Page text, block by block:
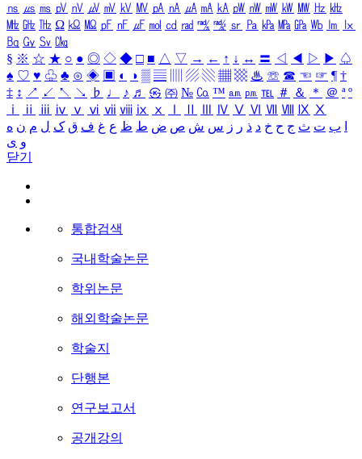
㎱ ㎲ ㎳ ㎴ ㎵ ㎶ ㎷ ㎸ ㎹ ㎀ ㎁ ㎂ ㎃ ㎄ ㎺ ㎻ ㎽ ㎾ ㎿ ㎐ ㎑
㎒ ㎓ ㎔ Ω ㏀ ㏁ ㎊ ㎋ ㎌ ㏖ ㏅ ㎭ ㎮ ㎯ ㏛ ㎩ ㎪ ㎫ ㎬ ㏝ ㏐
㏓
㏃ ㏉ ㏜ ㏆
§ ※ ☆ ★ ○ ● ◎ ◇ ◆ □ ■ △ ▽ → ← ↑ ↓ ↔ 〓 ◁ ◀ ▷ ▶ ♤
♠ ♡ ♥ ♧ ♣ ⊙ ◈ ▣ ◐ ◑ ▒ ▤ ▨ ▧ ▦ ▩ ♨ ☏ ☎ ☜ ☞ ¶ †
‡ ↕ ↗ ↙ ↖ ↘ ♭ ♩ ♪ ♬ ㉿ ㈜ № ㏇ ™ ㏂ ㏘ ℡ ＃ ＆ ＊ ＠ ª º
ⅰ
ⅱ ⅲ ⅳ ⅴ ⅵ ⅶ ⅷ ⅸ ⅹ Ⅳ Ⅴ Ⅵ Ⅶ Ⅷ Ⅸ Ⅹ
ب ت ث ج ح خ د ذ ر ز س ش ص ض ط ظ ع غ ف ق ک ل م ن ه
و ی
닫기
통합검색
국내학술논문
학위논문
해외학술논문
학술지
단행본
연구보고서
공개강의